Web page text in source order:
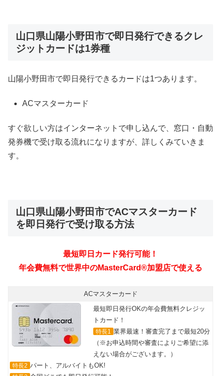
山口県山陽小野田市で即日発行できるクレ
ジットカードは1券種
山陽小野田市で即日発行できるカードは1つあります。
ACマスターカード
すぐ欲しい方はインターネットで申し込んで、窓口・自動
発券機で受け取る流れになりますが、詳しくみていきま
す。
山口県山陽小野田市でACマスターカード
を即日発行で受け取る方法
ACマスターカード
最短即日発行OKの年会費無料クレジッ
トカード！
特長1 業界最速！審査完了まで最短20分
（※お申込時間や審査によりご希望に添
えない場合がございます。）
特長2 パート、アルバイトもOK!